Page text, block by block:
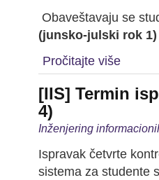
Obaveštavaju se
(junsko-julski rok
Pročitajte više
[IIS] Termin
4)
Inženjering
Ispravak četvrte
sistema za studente